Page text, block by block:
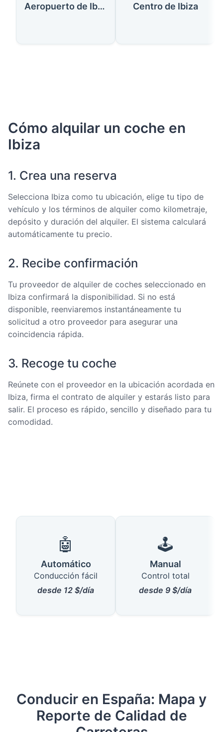
Aeropuerto de Ibiza Centro de Ibiza
Cómo alquilar un coche en
Ibiza
1. Crea una reserva
Selecciona Ibiza como tu ubicación, elige tu tipo de
vehículo y los términos de alquiler como kilometraje,
depósito y duración del alquiler. El sistema calculará
automáticamente tu precio.
2. Recibe confirmación
Tu proveedor de alquiler de coches seleccionado en
Ibiza confirmará la disponibilidad. Si no está
disponible, reenviaremos instantáneamente tu
solicitud a otro proveedor para asegurar una
coincidencia rápida.
3. Recoge tu coche
Reúnete con el proveedor en la ubicación acordada en
Ibiza, firma el contrato de alquiler y estarás listo para
salir. El proceso es rápido, sencillo y diseñado para tu
comodidad.
🤖
Automático
Conducción fácil
desde 12 $/día
🕹️
Manual
Control total
desde 9 $/día
Conducir en España: Mapa y
Reporte de Calidad de